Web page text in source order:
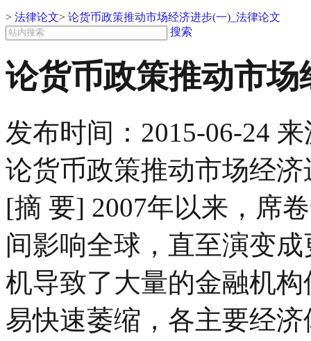
> 法律论文> 论货币政策推动市场经济进步(一)_法律论文
搜索
论货币政策推动市
发布时间： 2015-06-24 来
论货币政策推动市场经
[摘 要] 2007年以来，席
间影响全球，直至演变
机导致了大量的金融机
易快速萎缩，各主要经